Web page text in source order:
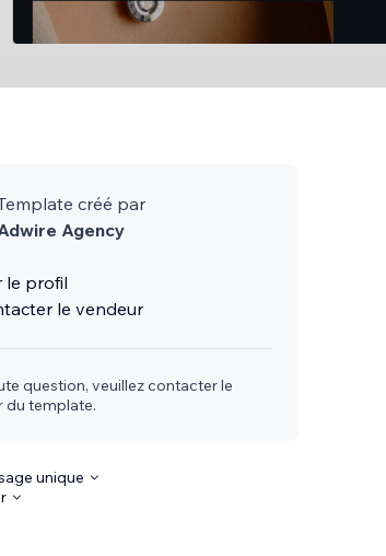
créé par
Agency
le profil
le vendeur
question, veuillez contacter le
du template.
unique